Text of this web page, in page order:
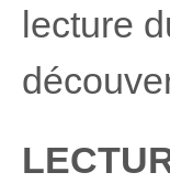
lecture